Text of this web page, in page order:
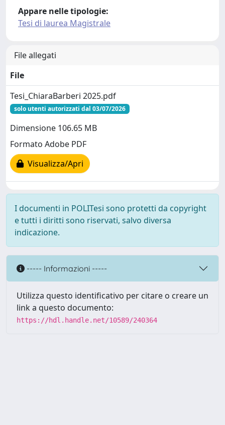
Appare nelle tipologie:
Tesi di laurea Magistrale
File allegati
File
Tesi_ChiaraBarberi 2025.pdf
solo utenti autorizzati dal 03/07/2026
Dimensione 106.65 MB
Formato Adobe PDF
Visualizza/Apri
I documenti in POLITesi sono protetti da copyright
e tutti i diritti sono riservati, salvo diversa
indicazione.
----- Informazioni -----
Utilizza questo identificativo per citare o creare un
link a questo documento:
https://hdl.handle.net/10589/240364